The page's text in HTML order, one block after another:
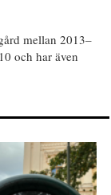
mellan 2013–
och har även